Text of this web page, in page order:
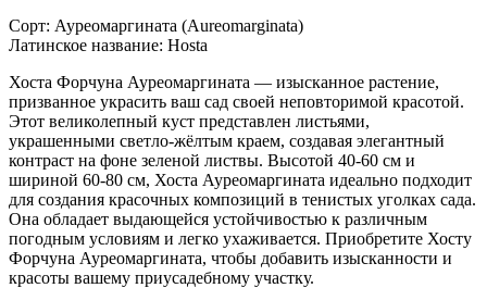
Сорт: Ауреомаргината (Aureomarginata)
Латинское название: Hosta
Хоста Форчуна Ауреомаргината — изысканное растение,
призванное украсить ваш сад своей неповторимой красотой.
Этот великолепный куст представлен листьями,
украшенными светло-жёлтым краем, создавая элегантный
контраст на фоне зеленой листвы. Высотой 40-60 см и
шириной 60-80 см, Хоста Ауреомаргината идеально подходит
для создания красочных композиций в тенистых уголках сада.
Она обладает выдающейся устойчивостью к различным
погодным условиям и легко ухаживается. Приобретите Хосту
Форчуна Ауреомаргината, чтобы добавить изысканности и
красоты вашему приусадебному участку.